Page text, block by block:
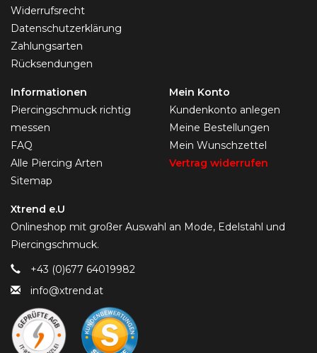
Widerrufsrecht
Datenschutzerklärung
Zahlungsarten
Rücksendungen
Informationen
Piercingschmuck richtig
messen
FAQ
Alle Piercing Arten
Sitemap
Mein Konto
Kundenkonto anlegen
Meine Bestellungen
Mein Wunschzettel
Vertrag widerrufen
Xtrend e.U
Onlineshop mit großer Auswahl an Mode, Edelstahl und
Piercingschmuck.
+43 (0)677 64019982
info@xtrend.at